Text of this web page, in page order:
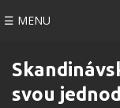
☰ MENU
svou